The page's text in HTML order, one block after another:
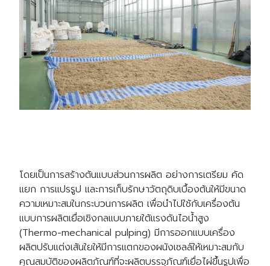
โดยเป็นการสร้างต้นแบบส่วนการผลิต อย่างการเตรียม คัด
แยก การแปรรูป และการเก็บรักษาวัตถุดิบเบื้องต้นให้มีขนาด
ความเหมาะสมในกระบวนการผลิต เพื่อนำไปใช้กับเครื่องต้น
แบบการผลิตเยื่อเชิงกลแบบภายใต้แรงดันไอน้ำสูง
(Thermo-mechanical pulping) มีการออกแบบเครื่อง
ผลิตปรับแต่งเส้นใยให้มีการแตกของผนังเซลล์ให้เหมาะสมกับ
คุณสมบัติของผลิตภัณฑ์ที่จะผลิตบรรจุภัณฑ์เยื่อไผ่ขึ้นรูปเพื่อ